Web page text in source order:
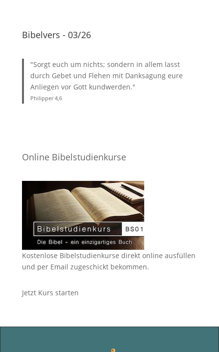
Bibelvers - 03/26
"Sorgt euch um nichts; sondern in allem lasst
durch Gebet und Flehen mit Danksagung eure
Anliegen vor Gott kundwerden."
Philipper 4,6
Online Bibelstudienkurse
Kostenlose Bibelstudienkurse direkt online ausfüllen
und per Email zugeschickt bekommen.
Jetzt Kurs starten